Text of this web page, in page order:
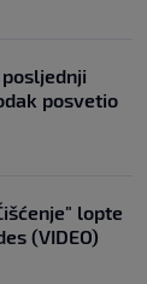
posvetio
lopte
(VIDEO)